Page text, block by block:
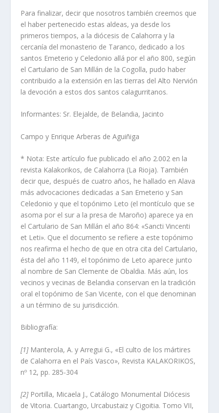
Para finalizar, decir que nosotros también creemos que
el haber pertenecido estas aldeas, ya desde los
primeros tiempos, a la diócesis de Calahorra y la
cercaní­a del monasterio de Taranco, dedicado a los
santos Emeterio y Celedonio allá por el año 800, según
el Cartulario de San Millán de la Cogolla, pudo haber
contribuido a la extensión en las tierras del Alto Nervión
la devoción a estos dos santos calagurritanos.
Informantes: Sr. Elejalde, de Belandia, Jacinto
Campo y Enrique Arberas de Aguiñiga
* Nota: Este artí­culo fue publicado el año 2.002 en la
revista Kalakorikos, de Calahorra (La Rioja). También
decir que, después de cuatro años, he hallado en Alava
más advocaciones dedicadas a San Emeterio y San
Celedonio y que el topónimo Leto (el montí­culo que se
asoma por el sur a la presa de Maroño) aparece ya en
el Cartulario de San Millán el año 864: «Sancti Vincenti
et Leti». Que el documento se refiere a este topónimo
nos reafirma el hecho de que en otra cita del Cartulario,
ésta del año 1149, el topónimo de Leto aparece junto
al nombre de San Clemente de Obaldia. Más aún, los
vecinos y vecinas de Belandia conservan en la tradición
oral el topónimo de San Vicente, con el que denominan
a un término de su jurisdicción.
Bibliografí­a:
[1] Manterola, A. y Arregui G., «El culto de los mártires
de Calahorra en el Paí­s Vasco», Revista KALAKORIKOS,
nº 12, pp. 285-304
[2] Portilla, Micaela J., Catálogo Monumental Diócesis
de Vitoria. Cuartango, Urcabustaiz y Cigoitia. Tomo VII,